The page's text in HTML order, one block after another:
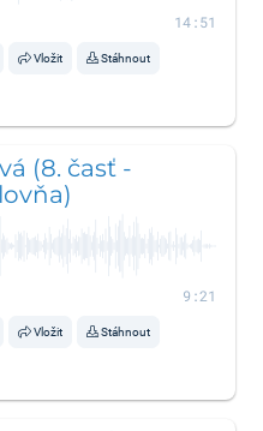
14:51
Vložit Stáhnout
(8. časť -
9:21
Vložit Stáhnout